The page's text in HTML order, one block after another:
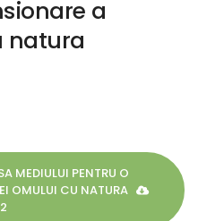
a
natura
MEDIULUI PENTRU O
OMULUI CU NATURA